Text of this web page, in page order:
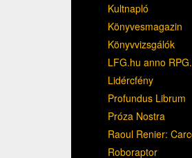
Kultnapló
Könyvesmagazin
Könyvvizsgálók
LFG.hu anno
Lidércfény
Profundus Librum
Próza Nostra
Raoul Renier:
Roboraptor